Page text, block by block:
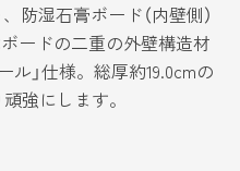
湿石膏ボード（内壁側）
ボードの二重の外壁構造材
ル」仕様。総厚約19.0cmの
強にします。